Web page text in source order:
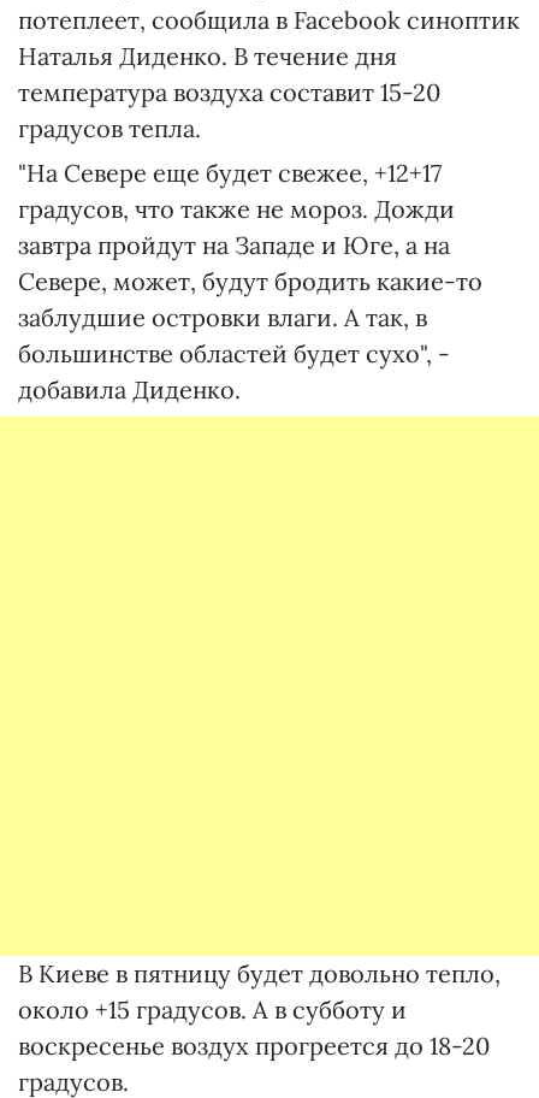
потеплеет, сообщила в Facebook синоптик
Наталья Диденко. В течение дня
температура воздуха составит 15-20
градусов тепла.
"На Севере еще будет свежее, +12+17
градусов, что также не мороз. Дожди
завтра пройдут на Западе и Юге, а на
Севере, может, будут бродить какие-то
заблудшие островки влаги. А так, в
большинстве областей будет сухо", -
добавила Диденко.
В Киеве в пятницу будет довольно тепло,
около +15 градусов. А в субботу и
воскресенье воздух прогреется до 18-20
градусов.